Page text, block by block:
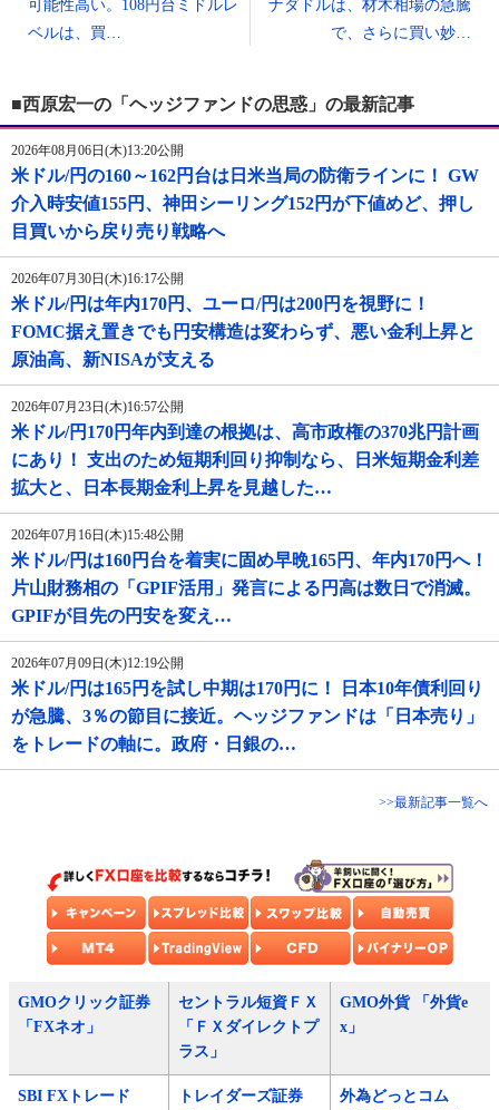
可能性高い。108円台ミドルレ
ベルは、買…
ナダドルは、材木相場の急騰
で、さらに買い妙…
■西原宏一の「ヘッジファンドの思惑」の最新記事
2026年08月06日(木)13:20公開
米ドル/円の160～162円台は日米当局の防衛ラインに！ GW
介入時安値155円、神田シーリング152円が下値めど、押し
目買いから戻り売り戦略へ
2026年07月30日(木)16:17公開
米ドル/円は年内170円、ユーロ/円は200円を視野に！
FOMC据え置きでも円安構造は変わらず、悪い金利上昇と
原油高、新NISAが支える
2026年07月23日(木)16:57公開
米ドル/円170円年内到達の根拠は、高市政権の370兆円計画
にあり！ 支出のため短期利回り抑制なら、日米短期金利差
拡大と、日本長期金利上昇を見越した…
2026年07月16日(木)15:48公開
米ドル/円は160円台を着実に固め早晩165円、年内170円へ！
片山財務相の「GPIF活用」発言による円高は数日で消滅。
GPIFが目先の円安を変え…
2026年07月09日(木)12:19公開
米ドル/円は165円を試し中期は170円に！ 日本10年債利回り
が急騰、3％の節目に接近。ヘッジファンドは「日本売り」
をトレードの軸に。政府・日銀の…
>>最新記事一覧へ
GMOクリック証券
「FXネオ」
セントラル短資ＦＸ
「ＦＸダイレクトプ
ラス」
GMO外貨 「外貨e
x」
SBI FXトレード
トレイダーズ証券
外為どっとコム